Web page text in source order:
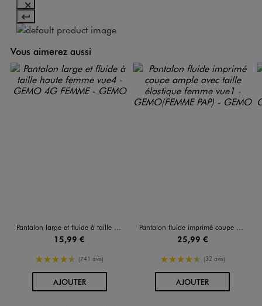
Vous aimerez aussi
Pantalon large et fluide à taille haute femme
15,99 €
4.5/5 de moyenne
(741 avis)
AJOUTERAU PANIER
Pantalon fluide imprimé coupe ample avec taille élastique femme
25,99 €
4.5/5 de moyenne
(32 avis)
AJOUTERAU PANIER